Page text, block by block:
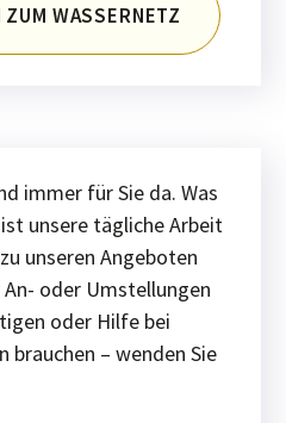
WASSERNETZ
immer für Sie da. Was
unsere tägliche Arbeit
unseren Angeboten
oder Umstellungen
oder Hilfe bei
brauchen – wenden Sie